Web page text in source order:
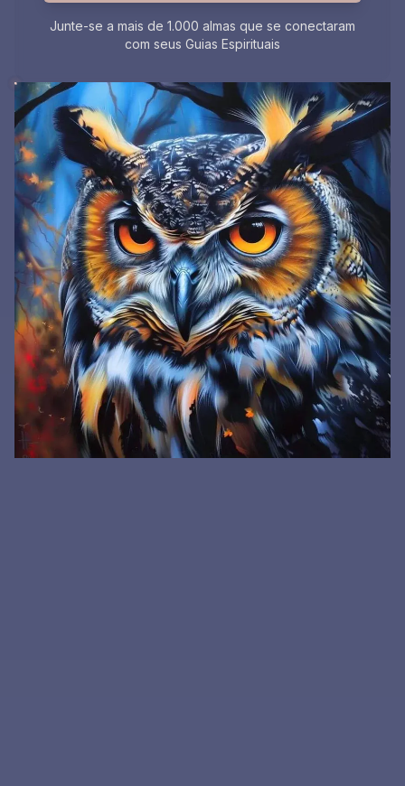
Junte-se a mais de 1.000 almas que se conectaram
com seus Guias Espirituais